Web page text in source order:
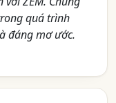
quá trình
đáng mơ ước.